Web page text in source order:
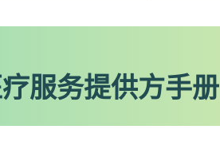
服务提供方手册